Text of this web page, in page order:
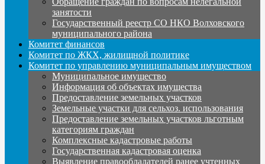
занятости
Государственный реестр СО НКО Волховского
муниципального района
Комитет финансов
Комитет по ЖКХ, жилищной политике
Комитет по управлению муниципальным имуществом
Муниципальное имущество
Информация об объектах имущества
Предоставление земельных участков
Земельные участки для сельхоз. использования
Предоставление земельных участков льготным
категориям граждан
Комплексные кадастровые работы
Государственная кадастровая оценка
Выявление правообладателей ранее учтенных